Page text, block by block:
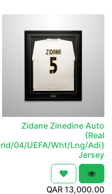
Zidane Zinedine Auto
(Real
04/UEFA/Wht/Lng/Adi)
Jersey
13,000.00